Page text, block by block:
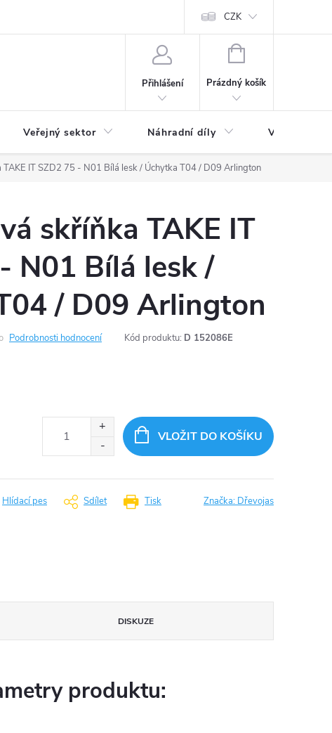
CZK
Přihlášení
NÁKUPNÍ
Prázdný košík
Veřejný sektor Náhradní díly Výprodej a
TAKE IT SZD2 75 - N01 Bílá lesk / Úchytka T04 / D09 Arlington
skříňka TAKE IT
N01 Bílá lesk /
/ D09 Arlington
Podrobnosti hodnocení Kód produktu: D 152086E
VLOŽIT DO KOŠÍKU
Tisk
Hlídací pes Sdílet Značka: Dřevojas
DISKUZE
produktu: